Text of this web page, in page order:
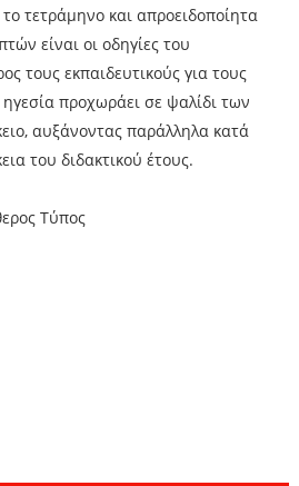
τετράμηνο και απροειδοποίητα
είναι οι οδηγίες του
τους εκπαιδευτικούς για τους
προχωράει σε ψαλίδι των
αυξάνοντας παράλληλα κατά
του διδακτικού έτους.
Τύπος